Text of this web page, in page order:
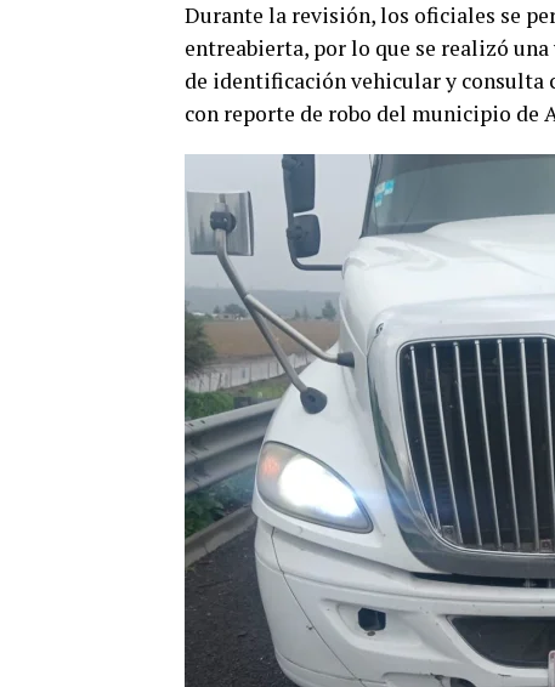
Durante la revisión, los oficiales se
entreabierta, por lo que se realizó
de identificación vehicular y consulta
con reporte de robo del municipio de